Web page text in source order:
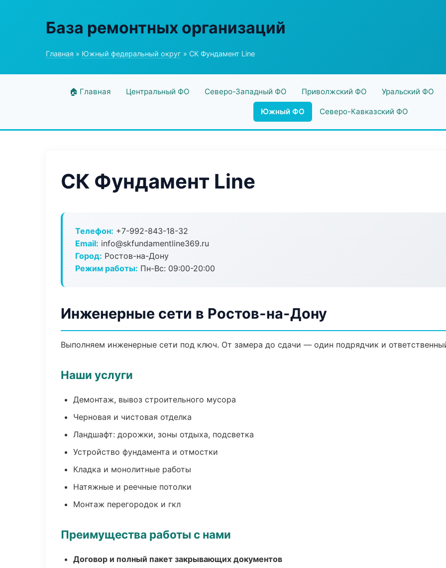
База ремонтных организаций
Главная » Южный федеральный округ » СК Фундамент Line
🏠 Главная Центральный ФО Северо-Западный ФО Приволжский ФО Уральский ФО
Южный ФО Северо-Кавказский ФО
СК Фундамент Line
Телефон: +7-992-843-18-32
Email: info@skfundamentline369.ru
Город: Ростов-на-Дону
Режим работы: Пн-Вс: 09:00-20:00
Инженерные сети в Ростов-на-Дону
Выполняем инженерные сети под ключ. От замера до сдачи — один подрядчик и
Наши услуги
Демонтаж, вывоз строительного мусора
Черновая и чистовая отделка
Ландшафт: дорожки, зоны отдыха, подсветка
Устройство фундамента и отмостки
Кладка и монолитные работы
Натяжные и реечные потолки
Монтаж перегородок и гкл
Преимущества работы с нами
Договор и полный пакет закрывающих документов